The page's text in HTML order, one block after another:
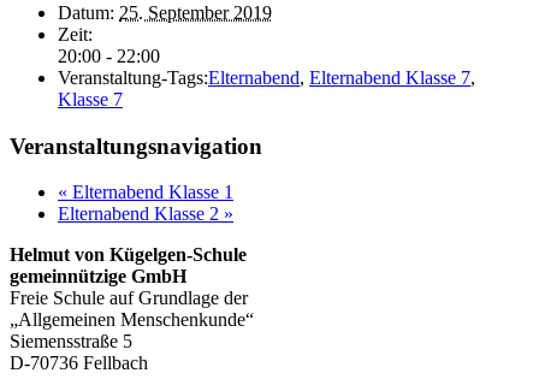
Datum: 25. September 2019
Zeit:
20:00 - 22:00
Veranstaltung-Tags:Elternabend, Elternabend Klasse 7,
Klasse 7
Veranstaltungsnavigation
« Elternabend Klasse 1
Elternabend Klasse 2 »
Helmut von Kügelgen-Schule
gemeinnützige GmbH
Freie Schule auf Grundlage der
„Allgemeinen Menschenkunde“
Siemensstraße 5
D-70736 Fellbach